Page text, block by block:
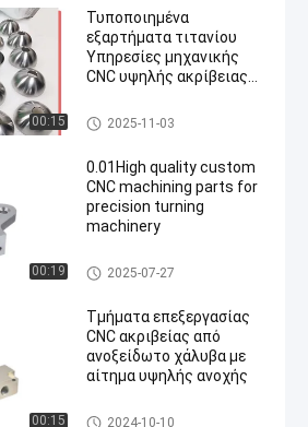
00:15
Τυποποιημένα
εξαρτήματα τιτανίου
Υπηρεσίες μηχανικής
CNC υψηλής ακρίβειας
αυτοκινητοβιομηχανία
cnc τιτανίου κατεργασία
2025-11-03
00:19
0.01High quality custom
CNC machining parts for
precision turning
machinery
cnc κατεργασία ακρίβειας
2025-07-27
00:15
Τμήματα επεξεργασίας
CNC ακριβείας από
ανοξείδωτο χάλυβα με
αίτημα υψηλής ανοχής
Ανοξείδωτο CNC που επεξερ
2024-10-10